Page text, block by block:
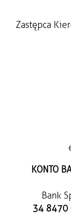
Zastępca
KONTO
Bank
34 8470